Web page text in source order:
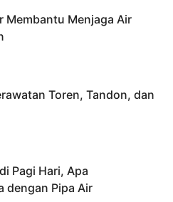
Membantu Menjaga Air
Toren, Tandon, dan
Pagi Hari, Apa
dengan Pipa Air